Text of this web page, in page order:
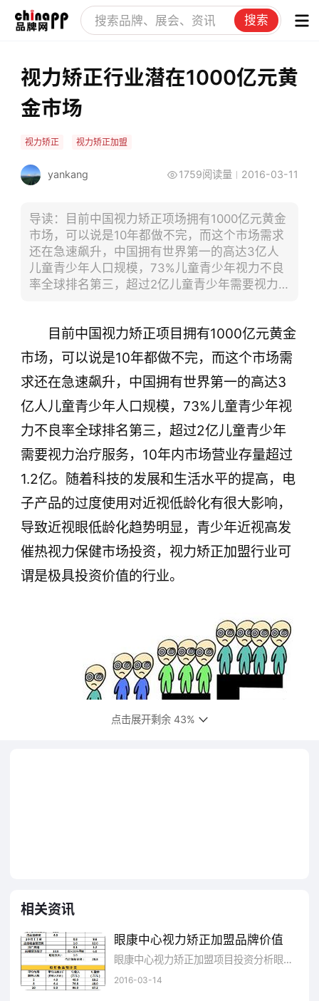
搜索
视力矫正行业潜在1000亿元黄
金市场
视力矫正 视力矫正加盟
yankang 1759阅读量 2016-03-11
导读：目前中国视力矫正项场拥有1000亿元黄金
市场，可以说是10年都做不完，而这个市场需求
还在急速飙升，中国拥有世界第一的高达3亿人
儿童青少年人口规模，73%儿童青少年视力不良
率全球排名第三，超过2亿儿童青少年需要视力
目前中国视力矫正项目拥有1000亿元黄金
市场，可以说是10年都做不完，而这个市场需
求还在急速飙升，中国拥有世界第一的高达3
亿人儿童青少年人口规模，73%儿童青少年视
力不良率全球排名第三，超过2亿儿童青少年
需要视力治疗服务，10年内市场营业存量超过
1.2亿。随着科技的发展和生活水平的提高，电
子产品的过度使用对近视低龄化有很大影响，
导致近视眼低龄化趋势明显，青少年近视高发
催热视力保健市场投资，视力矫正加盟行业可
谓是极具投资价值的行业。
35%~40%,中学生为55.22%,大学生则高达
76.74%。弱视儿童2500万左右，且每年以
6%~7%的速度递增。
2014年我国的近视治疗仪的市场规模达到
点击展开剩余 43%
相关资讯
眼康中心视力矫正加盟品牌价值
眼康中心视力矫正加盟项目投资分析眼康中心在全国建有强大的视力矫正方法、转型好项目售后服务网络，多名技术顾问及售后工程师遍及全国各地区，能为用户提供优质、高效的服务保证。眼康中心视力矫正经多年市场验证，提供从报价到售后服务全程跟踪的一条龙服务，求购专业的矫正视力的方法、转型好项目，选择眼康，更多项目加盟信息欢迎访问：h
2016-03-14